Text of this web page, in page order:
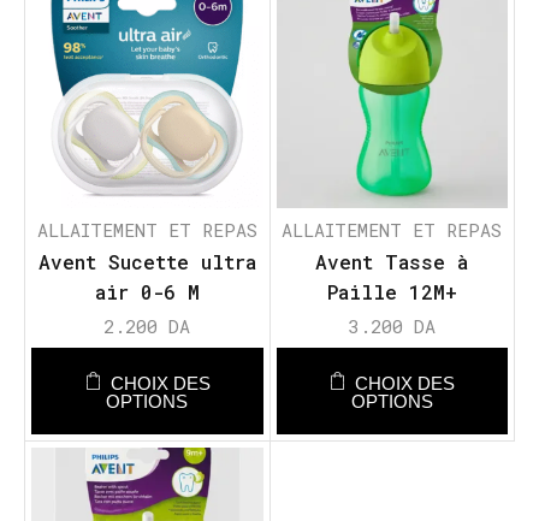
ALLAITEMENT ET REPAS
Avent Sucette ultra
air 0-6 M
2.200DA
CHOIX DES
OPTIONS
ALLAITEMENT ET REPAS
Avent Tasse à
Paille 12M+
3.200 DA
CHOIX DES
OPTIONS